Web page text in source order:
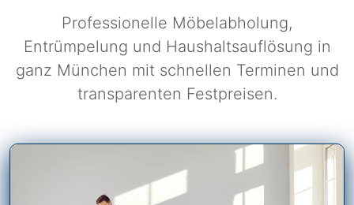
Professionelle Möbelabholung,
Entrümpelung und Haushaltsauflösung in
ganz München mit schnellen Terminen und
transparenten Festpreisen.